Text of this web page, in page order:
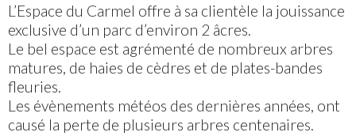
L’Espace du Carmel offre à sa clientèle la jouissance
exclusive d’un parc d’environ 2 âcres.
Le bel espace est agrémenté de nombreux arbres
matures, de haies de cèdres et de plates-bandes
fleuries.
Les évènements météos des dernières années, ont
causé la perte de plusieurs arbres centenaires.